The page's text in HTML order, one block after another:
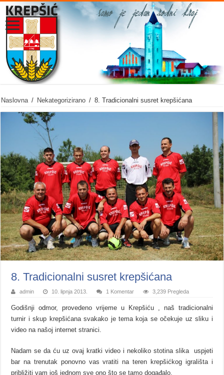
Naslovna / Nekategorizirano / 8. Tradicionalni susret krepšićana
8. Tradicionalni susret krepšićana
admin 10. lipnja 2013. 1 Komentar 3,239 Pregleda
Godišnji odmor, provedeno vrijeme u Krepšiću , naš tradicionalni
turnir i skup krepšićana svakako je tema koja se očekuje uz sliku i
video na našoj internet stranici.
Nadam se da ću uz ovaj kratki video i nekoliko stotina slika uspjeti
bar na trenutak ponovno vas vratiti na teren krepšićkog igrališta i
približiti vam još jednom sve ono što se tamo događalo.